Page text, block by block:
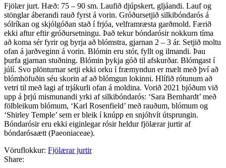
Fjölær jurt. Hæð: 75 – 90 sm. Laufið djúpskert, gljáandi. Lauf og
stönglar áberandi rauð fyrst á vorin. Gróðursetjið silkibóndarós á
sólríkan og skjólgóðan stað í frjóa, velframræsta garðmold. Færið
ekki aftur eftir gróðursetningu. Það tekur bóndarósir nokkurn tíma
að koma sér fyrir og byrja að blómstra, gjarnan 2 – 3 ár. Setjið moltu
ofan á jarðveginn á vorin. Blómin eru stór, fyllt og ilmandi. Þau
þurfa gjarnan stuðning. Blómin þykja góð til afskurðar. Blómgast í
júlí. Svo plönturnar setji ekki orku í fræmyndun er mælt með því að
blómhöfuðin séu skorin af að blómgun lokinni. Hlífið rótunum að
vetri til með lagi af trjákurli ofan á moldina. Vorið 2021 bjóðum við
upp á þrjú mismunandi yrki af silkibóndarós: ‘Sara Bernhardt’ með
fölbleikum blómum, ‘Karl Rosenfield’ með rauðum, blómum og
‘Shirley Temple’ sem er bleik í knúpp en snjóhvít útsprungin.
Bóndarósir eru ekki eiginlegar rósir heldur fjölærar jurtir af
bóndarósaætt (Paeoniaceae).
Vöruflokkur: Fjölærar jurtir
Share: